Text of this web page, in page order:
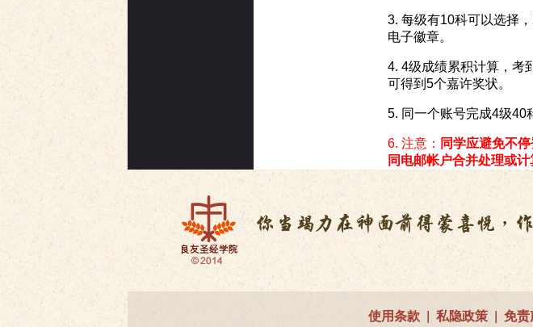
3. 每级有10科可以选择
电子徽章。
4. 4级成绩累积计算，考
可得到5个嘉许奖状。
5. 同一个账号完成4级40
6. 注意： 同学应避免不
同电邮帐户合并处理或计
使用条款 | 私隐政策 | 免责